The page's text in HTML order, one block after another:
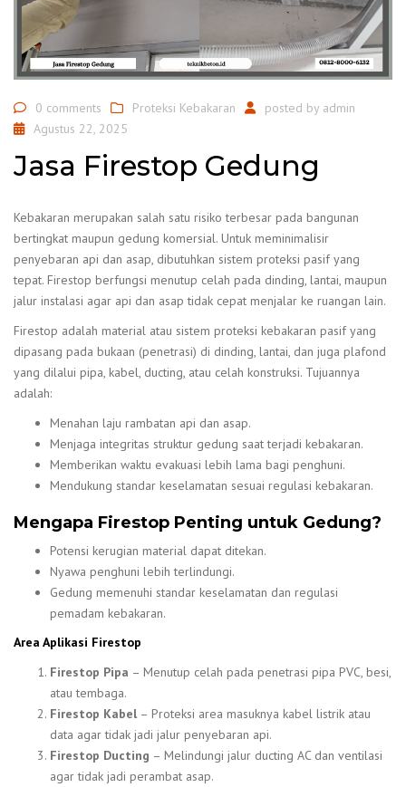
0 comments Proteksi Kebakaran posted by admin
Agustus 22, 2025
Jasa Firestop Gedung
Kebakaran merupakan salah satu risiko terbesar pada bangunan
bertingkat maupun gedung komersial. Untuk meminimalisir
penyebaran api dan asap, dibutuhkan sistem proteksi pasif yang
tepat. Firestop berfungsi menutup celah pada dinding, lantai, maupun
jalur instalasi agar api dan asap tidak cepat menjalar ke ruangan lain.
Firestop adalah material atau sistem proteksi kebakaran pasif yang
dipasang pada bukaan (penetrasi) di dinding, lantai, dan juga plafond
yang dilalui pipa, kabel, ducting, atau celah konstruksi. Tujuannya
adalah:
Menahan laju rambatan api dan asap.
Menjaga integritas struktur gedung saat terjadi kebakaran.
Memberikan waktu evakuasi lebih lama bagi penghuni.
Mendukung standar keselamatan sesuai regulasi kebakaran.
Mengapa Firestop Penting untuk Gedung?
Potensi kerugian material dapat ditekan.
Nyawa penghuni lebih terlindungi.
Gedung memenuhi standar keselamatan dan regulasi
pemadam kebakaran.
Area Aplikasi Firestop
Firestop Pipa – Menutup celah pada penetrasi pipa PVC, besi,
atau tembaga.
Firestop Kabel– Proteksi area masuknya kabel listrik atau
data agar tidak jadi jalur penyebaran api.
Firestop Ducting – Melindungi jalur ducting AC dan ventilasi
agar tidak jadi perambat asap.